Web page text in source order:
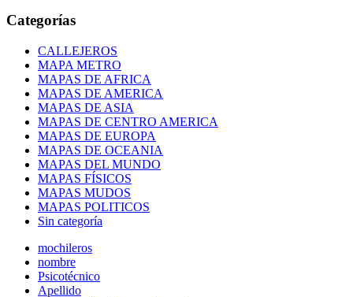
Categorías
CALLEJEROS
MAPA METRO
MAPAS DE AFRICA
MAPAS DE AMERICA
MAPAS DE ASIA
MAPAS DE CENTRO AMERICA
MAPAS DE EUROPA
MAPAS DE OCEANIA
MAPAS DEL MUNDO
MAPAS FÍSICOS
MAPAS MUDOS
MAPAS POLITICOS
Sin categoría
mochileros
nombre
Psicotécnico
Apellido